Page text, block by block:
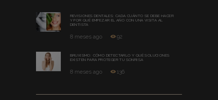
REVISIONES DENTALES: CADA CUÁNTO SE DEBE HACER
Y POR QUÉ EMPEZAR EL AÑO CON UNA VISITA AL
DENTISTA
8 meses ago 92
BRUXISMO: CÓMO DETECTARLO Y QUÉ SOLUCIONES
EXISTEN PARA PROTEGER TU SONRISA
8 meses ago 136